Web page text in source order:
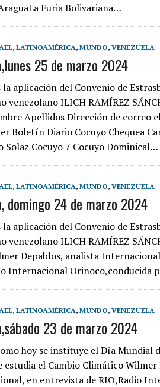
Furia Bolivariana…
, LATINOAMÉRICA, MUNDO, VENEZUELA
25 de marzo 2024
la aplicación del Convenio de
venezolano ILICH RAMÍREZ
Apellidos Dirección de correo
Boletín Diario Cocuyo Chequea
Solaz Cocuyo 7 Cocuyo Dominical…
, LATINOAMÉRICA, MUNDO, VENEZUELA
domingo 24 de marzo 2024
la aplicación del Convenio de
venezolano ILICH RAMÍREZ
Depablos, analista
Internacional Orinoco,conducida
, LATINOAMÉRICA, MUNDO, VENEZUELA
23 de marzo 2024
hoy se instituye el Día Mundial
estudia el Cambio Climático
en entrevista de RIO,Radio